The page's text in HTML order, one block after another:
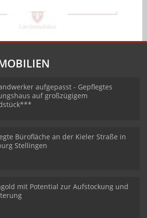
aufgepasst - Gepflegtes
auf großzügigem
Bürofläche an der Kieler Straße in
Stellingen
mit Potential zur Aufstockung und